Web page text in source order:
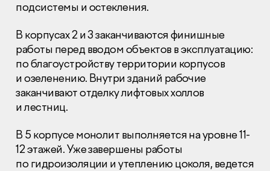
Раскрытие информации
Сообщить о коррупции
Глaвный oфиc
подсистемы и остекления.
В корпусах 2 и 3 заканчиваются финишные
работы перед вводом объектов в эксплуатацию:
по благоустройству территории корпусов
и озеленению. Внутри зданий рабочие
заканчивают отделку лифтовых холлов
и лестниц.
В 5 корпусе монолит выполняется на уровне 11-
12 этажей. Уже завершены работы
по гидроизоляции и утеплению цоколя, ведется